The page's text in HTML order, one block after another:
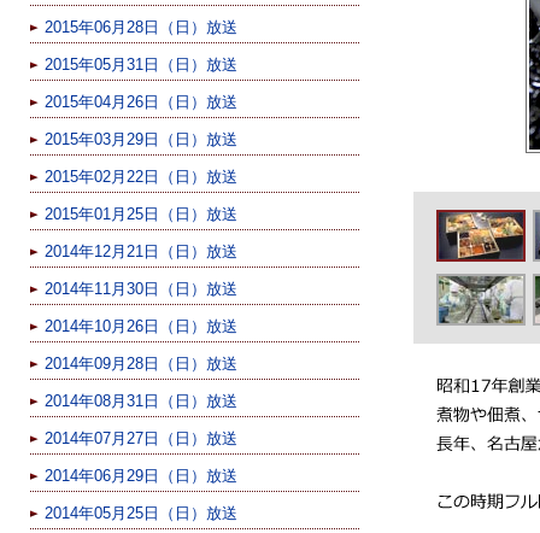
2015年06月28日（日）放送
2015年05月31日（日）放送
2015年04月26日（日）放送
2015年03月29日（日）放送
2015年02月22日（日）放送
2015年01月25日（日）放送
2014年12月21日（日）放送
2014年11月30日（日）放送
2014年10月26日（日）放送
2014年09月28日（日）放送
2014年08月31日（日）放送
2014年07月27日（日）放送
2014年06月29日（日）放送
2014年05月25日（日）放送